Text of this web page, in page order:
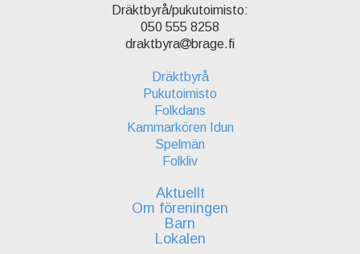
Dräktbyrå/pukutoimisto:
050 555 8258
draktbyra
brage.fi
Dräktbyrå
Pukutoimisto
Folkdans
Kammarkören Idun
Spelmän
Folkliv
Aktuellt
Om föreningen
Barn
Lokalen